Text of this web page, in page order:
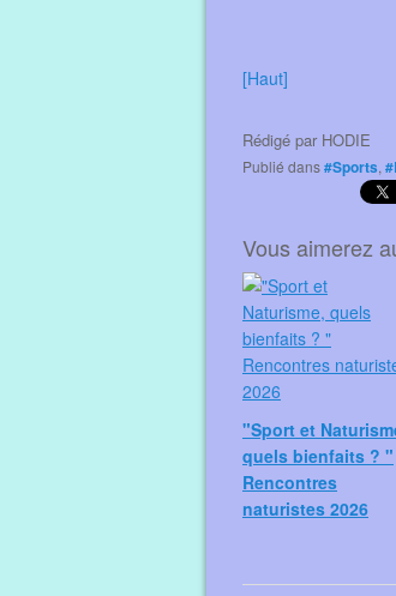
[Haut]
Rédigé par HODIE
Publié dans#Sports,
Vous aimerez
"Sport et
quels bienfaits ? "
Rencontres
naturistes 2026